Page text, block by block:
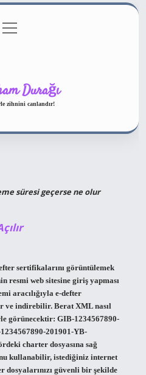
Politikası
menüyü
aç
Durağı
zihnini canlandır!
süresi geçerse ne olur
sertifikalarını görüntülemek
resmi web sitesine giriş yapması
aracılığıyla e-defter
ve indirebilir. Berat XML nasıl
görünecektir: GIB-1234567890-
201901-YB-
charter dosyasına sağ
kullanabilir, istediğiniz internet
dosyalarınızı güvenli bir şekilde